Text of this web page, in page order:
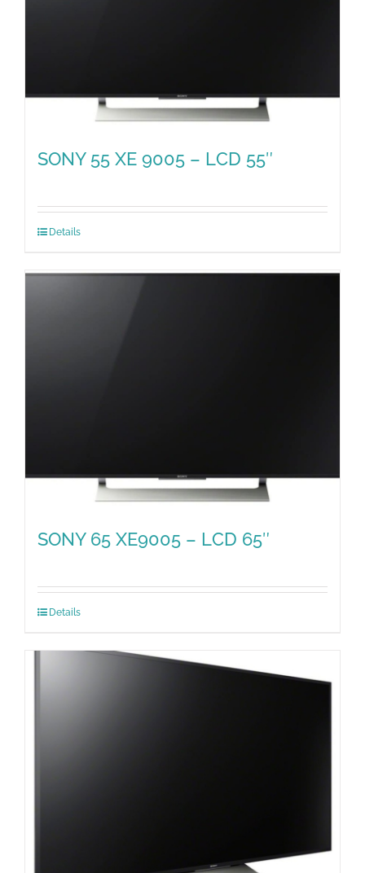
SONY 55 XE 9005 – LCD 55″
Details
SONY 65 XE9005 – LCD 65″
Details